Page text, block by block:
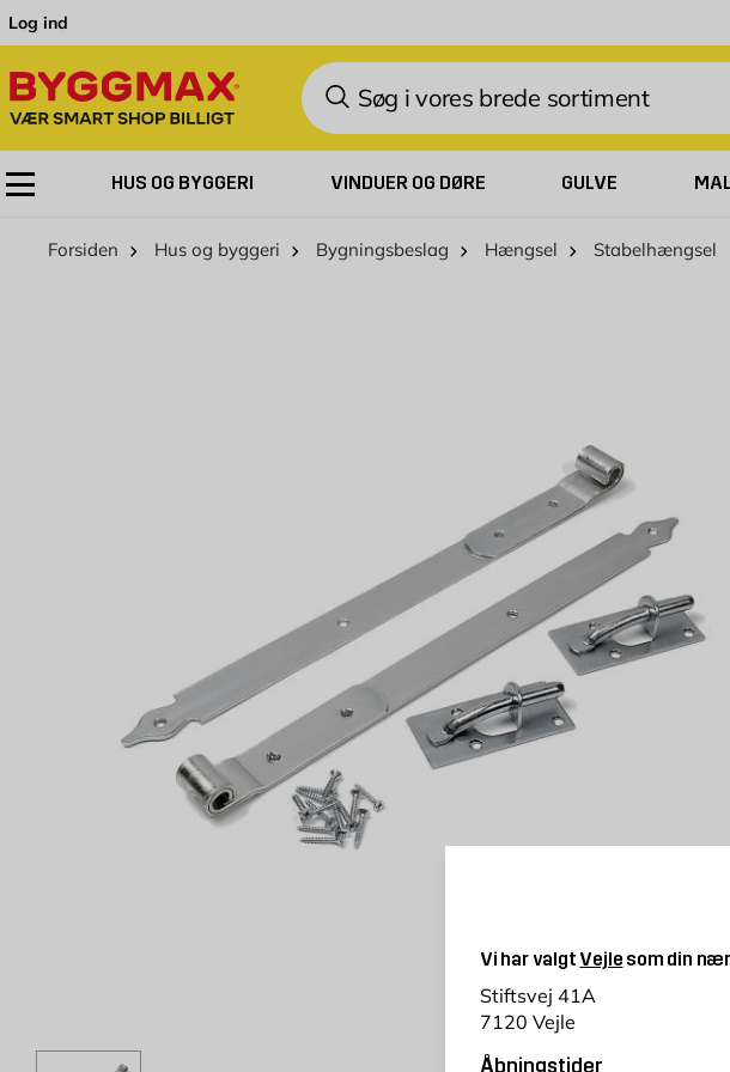
Log ind
Søg
Vi har valgt Vejle som din
Stiftsvej 41A
7120 Vejle
Åbningstider
HUS OG BYGGERI VINDUER OG DØRE GULVE
Forsiden Hus og byggeri Bygningsbeslag Hængsel Stabelhængsel